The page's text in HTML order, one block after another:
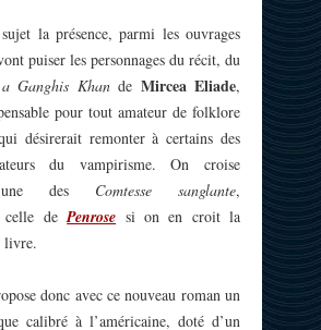
la présence, parmi les ouvrages
puiser les personnages du récit, du
Ganghis Khande Mircea Eliade,
pour tout amateur de folklore
désirerait remonter à certains des
du vampirisme. On croise
une des Comtesse sanglante,
celle dePenrose si on en croit la
livre.
donc avec ce nouveau roman un
calibré à l’américaine, doté d’un